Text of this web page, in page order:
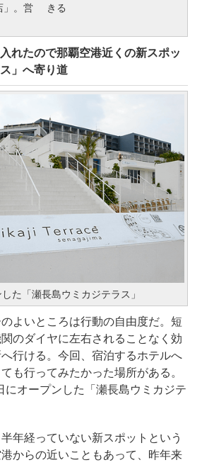
」。営
きる
れたので那覇空港近くの新スポッ
」へ寄り道
た「瀬長島ウミカジテラス」
よいところは行動の自由度だ。短
のダイヤに左右されることなく効
行ける。今回、宿泊するホテルへ
も行ってみたかった場所がある。
にオープンした「瀬長島ウミカジテ
年経っていない新スポットという
からの近いこともあって、昨年来